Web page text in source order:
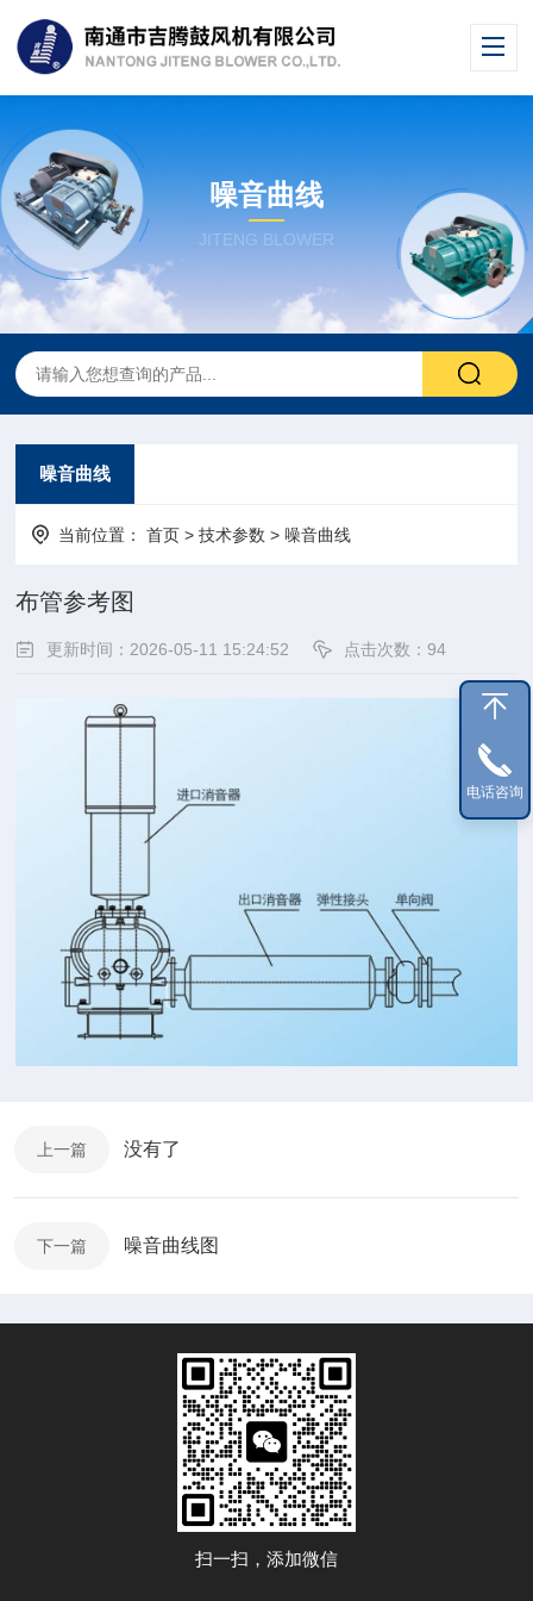
噪音曲线
JITENG BLOWER
噪音曲线
当前位置：首页 >技术参数 > 噪音曲线
布管参考图
更新时间：2026-05-11 15:24:52 点击次数：94
上一篇 没有了
下一篇 噪音曲线图
扫一扫，添加微信
电话咨询